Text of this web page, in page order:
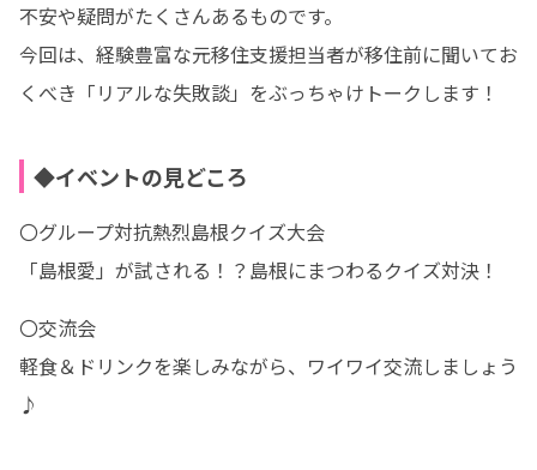
不安や疑問がたくさんあるものです。
今回は、経験豊富な元移住支援担当者が移住前に聞いてお
くべき「リアルな失敗談」をぶっちゃけトークします！
◆イベントの見どころ
〇グループ対抗熱烈島根クイズ大会
「島根愛」が試される！？島根にまつわるクイズ対決！
〇交流会
軽食＆ドリンクを楽しみながら、ワイワイ交流しましょう
♪